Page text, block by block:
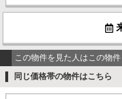
この物件を見た人はこの物
同じ価格帯の物件はこちら